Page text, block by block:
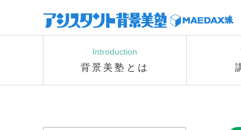
Introduction
背景美塾とは